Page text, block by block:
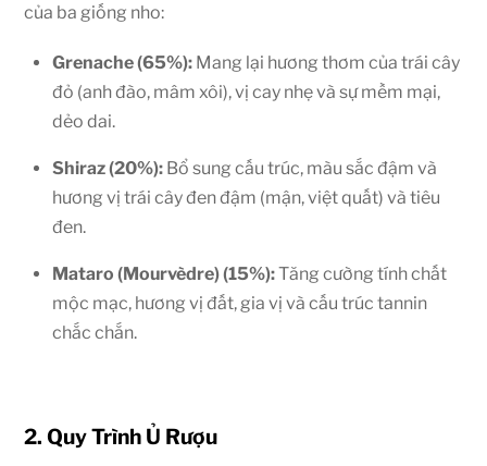
của ba giống nho:
Grenache (65%): Mang lại hương thơm của trái cây
đỏ (anh đào, mâm xôi), vị cay nhẹ và sự mềm mại,
dẻo dai.
Shiraz (20%): Bổ sung cấu trúc, màu sắc đậm và
hương vị trái cây đen đậm (mận, việt quất) và tiêu
đen.
Mataro (Mourvèdre) (15%):Tăng cường tính chất
mộc mạc, hương vị đất, gia vị và cấu trúc tannin
chắc chắn.
2. Quy Trình Ủ Rượu